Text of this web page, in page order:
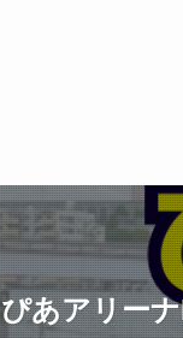
ぴあアリー